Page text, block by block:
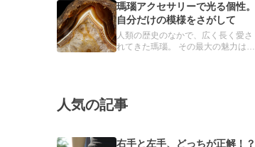
が、異なる鉱物とされています。 ど
ちらも魔除け・厄除けの力をもつと
信じられ、パワーストーンブレスレ
ットには欠かせない存在です。
瑪瑙アクセサリーで光る個性。
自分だけの模様をさがして
人類の歴史のなかで、広く長く愛さ
れてきた瑪瑙。 その最大の魅力は、
人気の記事
右手と左手、どっちが正解！？